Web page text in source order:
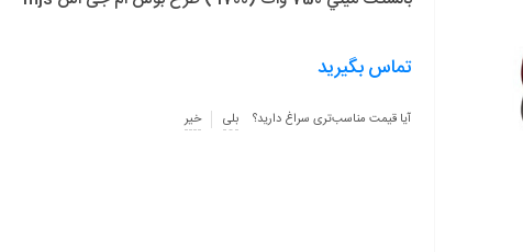
تماس بگیرید
آیا قیمت مناسب‌تری سراغ دارید؟ بلی خیر